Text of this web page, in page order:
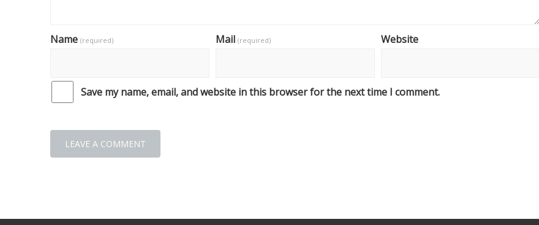
Name (required) Mail (required) Website
Save my name, email, and website in this browser for the next time I comment.